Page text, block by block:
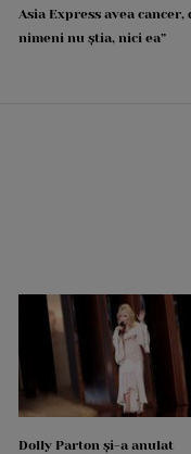
Asia Express avea cancer,
nimeni nu știa, nici ea”
Dolly Parton și-a anulat